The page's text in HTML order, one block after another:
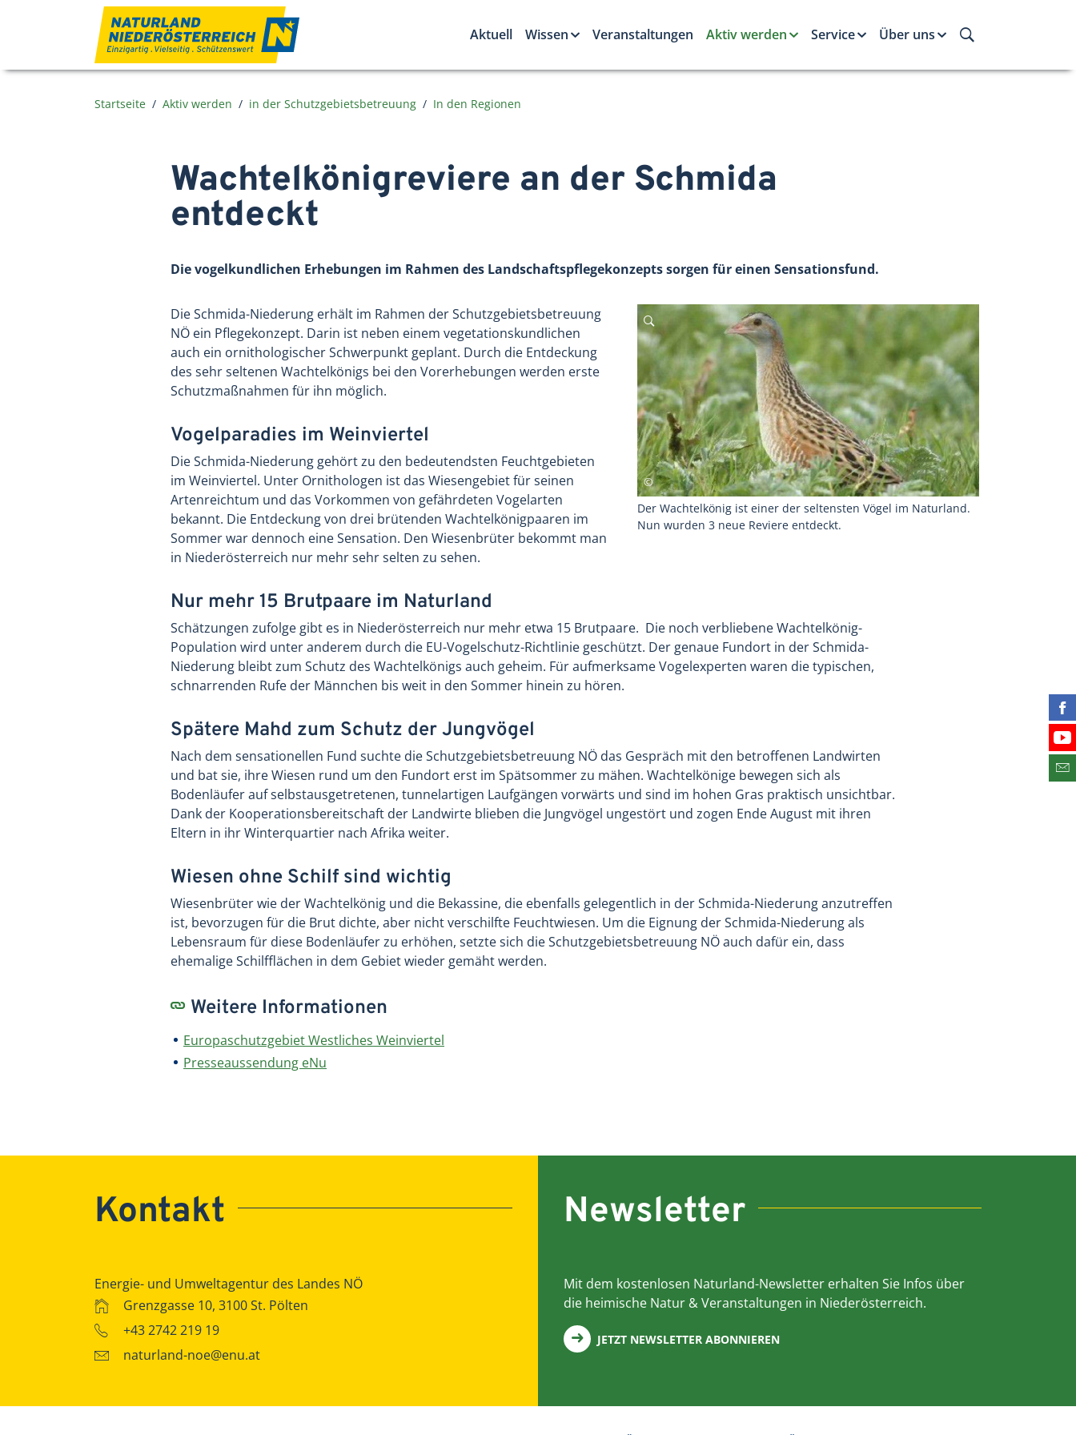
Aktuell
Wissen Veranstaltungen Aktiv werden Service Über uns
Startseite Aktiv werden in der Schutzgebietsbetreuung In den Regionen
Wachtelkönigreviere an der Schmida
entdeckt
Die vogelkundlichen Erhebungen im Rahmen des Landschaftspflegekonzepts sorgen für einen Sensationsfund.
Der Wachtelkönig ist einer der seltensten Vögel im Naturland.
Nun wurden 3 neue Reviere entdeckt.
Die Schmida-Niederung erhält im Rahmen der Schutzgebietsbetreuung
NÖ ein Pflegekonzept. Darin ist neben einem vegetationskundlichen
auch ein ornithologischer Schwerpunkt geplant. Durch die Entdeckung
des sehr seltenen Wachtelkönigs bei den Vorerhebungen werden erste
Schutzmaßnahmen für ihn möglich.
Vogelparadies im Weinviertel
Die Schmida-Niederung gehört zu den bedeutendsten Feuchtgebieten
im Weinviertel. Unter Ornithologen ist das Wiesengebiet für seinen
Artenreichtum und das Vorkommen von gefährdeten Vogelarten
bekannt. Die Entdeckung von drei brütenden Wachtelkönigpaaren im
Sommer war dennoch eine Sensation. Den Wiesenbrüter bekommt man
in Niederösterreich nur mehr sehr selten zu sehen.
Nur mehr 15 Brutpaare im Naturland
Schätzungen zufolge gibt es in Niederösterreich nur mehr etwa 15 Brutpaare. Die noch verbliebene Wachtelkönig-
Population wird unter anderem durch die EU-Vogelschutz-Richtlinie geschützt. Der genaue Fundort in der Schmida-
Niederung bleibt zum Schutz des Wachtelkönigs auch geheim. Für aufmerksame Vogelexperten waren die typischen,
schnarrenden Rufe der Männchen bis weit in den Sommer hinein zu hören.
Spätere Mahd zum Schutz der Jungvögel
Nach dem sensationellen Fund suchte die Schutzgebietsbetreuung NÖ das Gespräch mit den betroffenen Landwirten
und bat sie, ihre Wiesen rund um den Fundort erst im Spätsommer zu mähen. Wachtelkönige bewegen sich als
Bodenläufer auf selbstausgetretenen, tunnelartigen Laufgängen vorwärts und sind im hohen Gras praktisch unsichtbar.
Dank der Kooperationsbereitschaft der Landwirte blieben die Jungvögel ungestört und zogen Ende August mit ihren
Eltern in ihr Winterquartier nach Afrika weiter.
Wiesen ohne Schilf sind wichtig
Wiesenbrüter wie der Wachtelkönig und die Bekassine, die ebenfalls gelegentlich in der Schmida-Niederung anzutreffen
ist, bevorzugen für die Brut dichte, aber nicht verschilfte Feuchtwiesen. Um die Eignung der Schmida-Niederung als
Lebensraum für diese Bodenläufer zu erhöhen, setzte sich die Schutzgebietsbetreuung NÖ auch dafür ein, dass
ehemalige Schilfflächen in dem Gebiet wieder gemäht werden.
Weitere Informationen
Europaschutzgebiet Westliches Weinviertel
Presseaussendung eNu
Newsletter
Mit dem kostenlosen Naturland-Newsletter erhalten Sie Infos über
die heimische Natur & Veranstaltungen in Niederösterreich.
JETZT NEWSLETTER ABONNIEREN
Kontakt
Energie- und Umweltagentur des Landes NÖ
Grenzgasse 10, 3100 St. Pölten
+43 2742 219 19
naturland-noe@enu.at